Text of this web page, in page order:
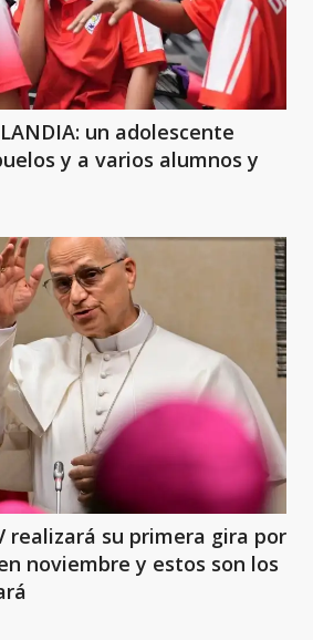
un adolescente
y a varios alumnos y
realizará su primera gira por
noviembre y estos son los